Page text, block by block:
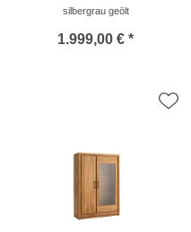
silbergrau geölt
1.999,00 € *